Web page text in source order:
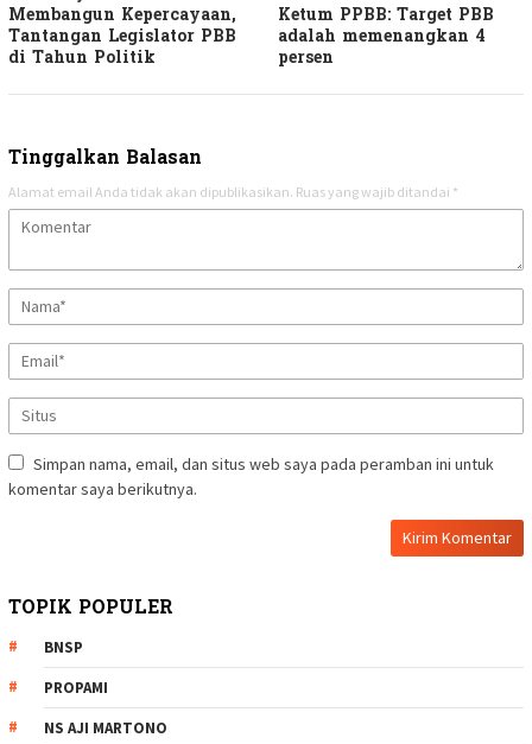
Membangun Kepercayaan,
Tantangan Legislator PBB
di Tahun Politik
Ketum PPBB: Target PBB
adalah memenangkan 4
persen
Tinggalkan Balasan
Alamat email Anda tidak akan dipublikasikan. Ruas yang wajib ditandai *
Simpan nama, email, dan situs web saya pada peramban ini untuk
komentar saya berikutnya.
TOPIK POPULER
BNSP
PROPAMI
NS AJI MARTONO